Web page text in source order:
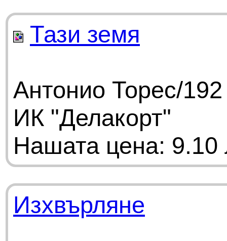
Тази земя
Антонио Торес/
ИК "Делакорт"
Нашата цена: 9.10
Изхвърляне